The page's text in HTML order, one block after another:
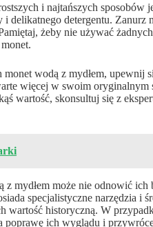
i najtańszych sposobów
delikatnego detergentu.
żeby nie używać
wodą z mydłem, upewnij
więcej w swoim oryginalnym
wartość, skonsultuj się z
z mydłem może nie odnowić ich
specjalistyczne narzędzia i
wartość historyczną. W
poprawę ich wyglądu i